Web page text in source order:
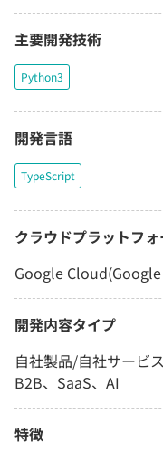
主要開発技術
Python3
開発言語
TypeScript
クラウドプラットフォ
Google
開発内容タイプ
自社製品/自社サービ
B2B、SaaS、AI
特徴